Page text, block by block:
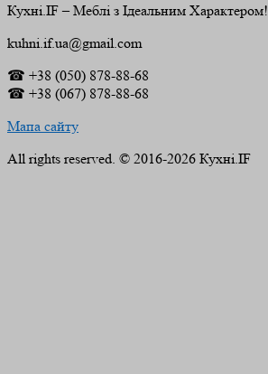
Кухні.IF – Меблі з Ідеальним Характером!
kuhni.if.ua@gmail.com
☎ +38 (050) 878-88-68
☎ +38 (067) 878-88-68
Мапа сайту
All rights reserved. © 2016-2026 Кухні.IF